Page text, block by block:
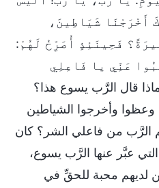
أَخْرَجْنَا شَيَاطِينَ،
فَحِينَئِذٍ أُصَرِّحُ لَهُمْ:
عَنِّي يا فَاعِلِي
قال الرَّب يسوع هذا؟
وعظوا وأخرجوا الشياطين
الرَّب من فاعلي الشر؟ كان
التي عبَّر عنها الرَّب يسوع،
لديهم محبة للحقِّ في